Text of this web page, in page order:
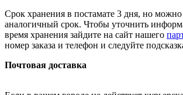
Срок хранения в постамате 3 дня, но
аналогичный срок. Чтобы уточнить
время хранения зайдите на сайт нашего
номер заказа и телефон и следуйте
Почтовая доставка